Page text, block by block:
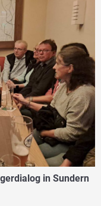
in Sundern